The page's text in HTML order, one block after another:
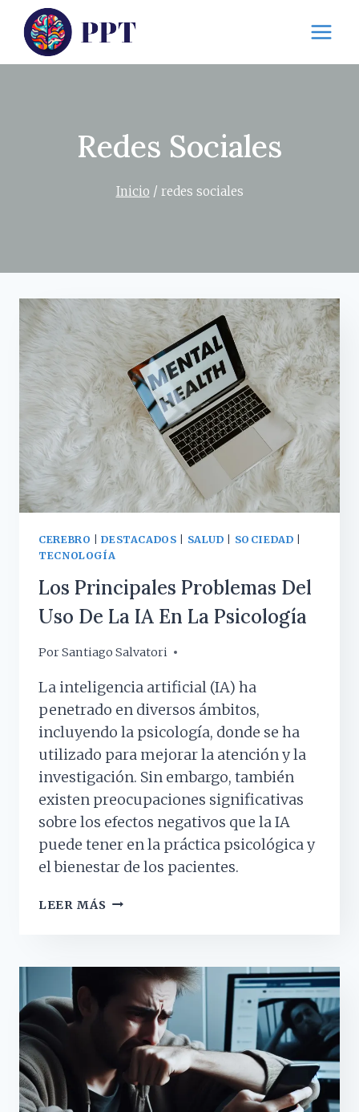
Saltar
contenido
Redes Sociales
Inicio / redes sociales
CEREBRO |DESTACADOS SALUD SOCIEDAD
TECNOLOGÍA
Los Principales Problemas Del
Uso De La IA En La Psicología
PorSantiago Salvatori
27 septiembre, 2024
La inteligencia artificial (IA) ha
penetrado en diversos ámbitos,
incluyendo la psicología, donde se ha
utilizado para mejorar la atención y la
investigación. Sin embargo, también
existen preocupaciones significativas
sobre los efectos negativos que la IA
puede tener en la práctica psicológica y
el bienestar de los pacientes.
LEER MÁS LOS
EN
LA
PSICOLOGÍA